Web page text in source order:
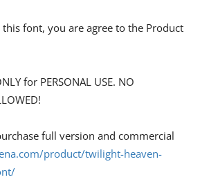
font, you are agree to the Product
for PERSONAL USE. NO
full version and commercial
product/twilight-heaven-